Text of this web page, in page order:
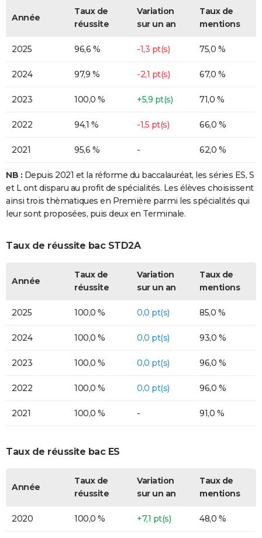
Année
Taux de
réussite
Variation
sur un an
Taux de
mentions
2025 96,6 % -1,3 pt(s) 75,0 %
2024 97,9 % -2,1 pt(s) 67,0 %
2023 100,0 % +5,9 pt(s) 71,0 %
2022 94,1 % -1,5 pt(s) 66,0 %
2021 95,6 % - 62,0 %
NB : Depuis 2021 et la réforme du baccalauréat, les séries ES, S
et L ont disparu au profit de spécialités. Les élèves choisissent
ainsi trois thèmatiques en Première parmi les spécialités qui
leur sont proposées, puis deux en Terminale.
Taux de réussite bac STD2A
Année
Taux de
réussite
Variation
sur un an
Taux de
mentions
2025 100,0 % 0,0 pt(s) 85,0 %
2024 100,0 % 0,0 pt(s) 93,0 %
2023 100,0 % 0,0 pt(s) 96,0 %
2022 100,0 % 0,0 pt(s) 96,0 %
2021 100,0 % - 91,0 %
Taux de réussite bac ES
Année
Taux de
réussite
Variation
sur un an
Taux de
mentions
2020 100,0 % +7,1 pt(s) 48,0 %